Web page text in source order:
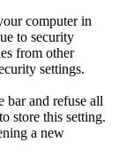
computer in
to security
from other
settings.
bar and refuse all
store this setting.
a new